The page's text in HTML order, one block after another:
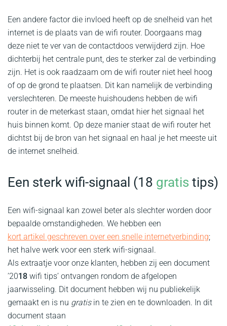
Een andere factor die invloed heeft op de snelheid van het
internet is de plaats van de wifi router. Doorgaans mag
deze niet te ver van de contactdoos verwijderd zijn. Hoe
dichterbij het centrale punt, des te sterker zal de verbinding
zijn. Het is ook raadzaam om de wifi router niet heel hoog
of op de grond te plaatsen. Dit kan namelijk de verbinding
verslechteren. De meeste huishoudens hebben de wifi
router in de meterkast staan, omdat hier het signaal het
huis binnen komt. Op deze manier staat de wifi router het
dichtst bij de bron van het signaal en haal je het meeste uit
de internet snelheid.
Een sterk wifi-signaal (18 gratis tips)
Een wifi-signaal kan zowel beter als slechter worden door
bepaalde omstandigheden. We hebben een
kort artikel geschreven over een snelle internetverbinding;
het halve werk voor een sterk wifi-signaal.
Als extraatje voor onze klanten, hebben zij een document
’2018 wifi tips’ ontvangen rondom de afgelopen
jaarwisseling. Dit document hebben wij nu publiekelijk
gemaakt en is nu gratisin te zien en te downloaden. In dit
document staan